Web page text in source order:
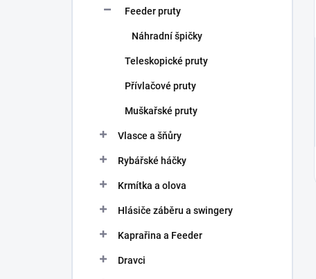
Feeder pruty
Náhradní špičky
Teleskopické pruty
Přívlačové pruty
Muškařské pruty
Vlasce a šňůry
Rybářské háčky
Krmítka a olova
Hlásiče záběru a swingery
Kaprařina a Feeder
Dravci